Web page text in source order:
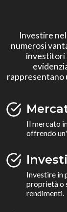
Investire
numerosi
investitori
rappresentano
Il mercato
offrendo
Investire in
proprietà o
rendimenti.